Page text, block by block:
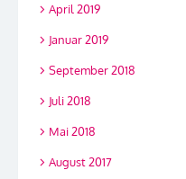
April 2019
Januar 2019
September 2018
Juli 2018
Mai 2018
August 2017